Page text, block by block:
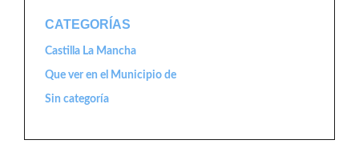
CATEGORÍAS
Castilla La Mancha
Que ver en el Municipio de
Sin categoría